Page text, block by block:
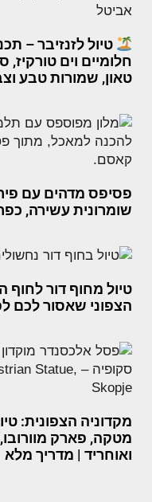
טיול לזנזיבר –
חלומיים וים טורקיז,
טאון, שמורות טבע
פסיפס מדהים עם
שומרונית עשירה, כפר
טיול מחוף דור לחוף
הצפוני שאסור לכם
מקדוניה הצפונית:
מטקה, פארק
ואוחריד | מדריך מלא